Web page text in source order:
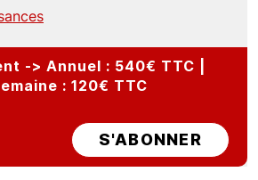
-> Annuel : 540€ TTC |
: 120€ TTC
S'ABONNER